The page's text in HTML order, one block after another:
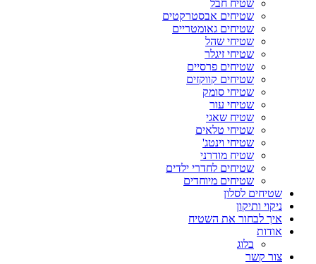
שטיח חבל
שטיחים אבסטרקטים
שטיחים גאומטריים
שטיחי שהל
שטיחי זיגלר
שטיחים פרסיים
שטיחים קווקזים
שטיחי סומק
שטיחי עור
שטיח שאגי
שטיחי טלאים
שטיחי וינטג'
שטיח מודרני
שטיחים לחדרי ילדים
שטיחים מיוחדים
שטיחים לסלון
ניקוי ותיקון
איך לבחור את השטיח
אודות
בלוג
צור קשר